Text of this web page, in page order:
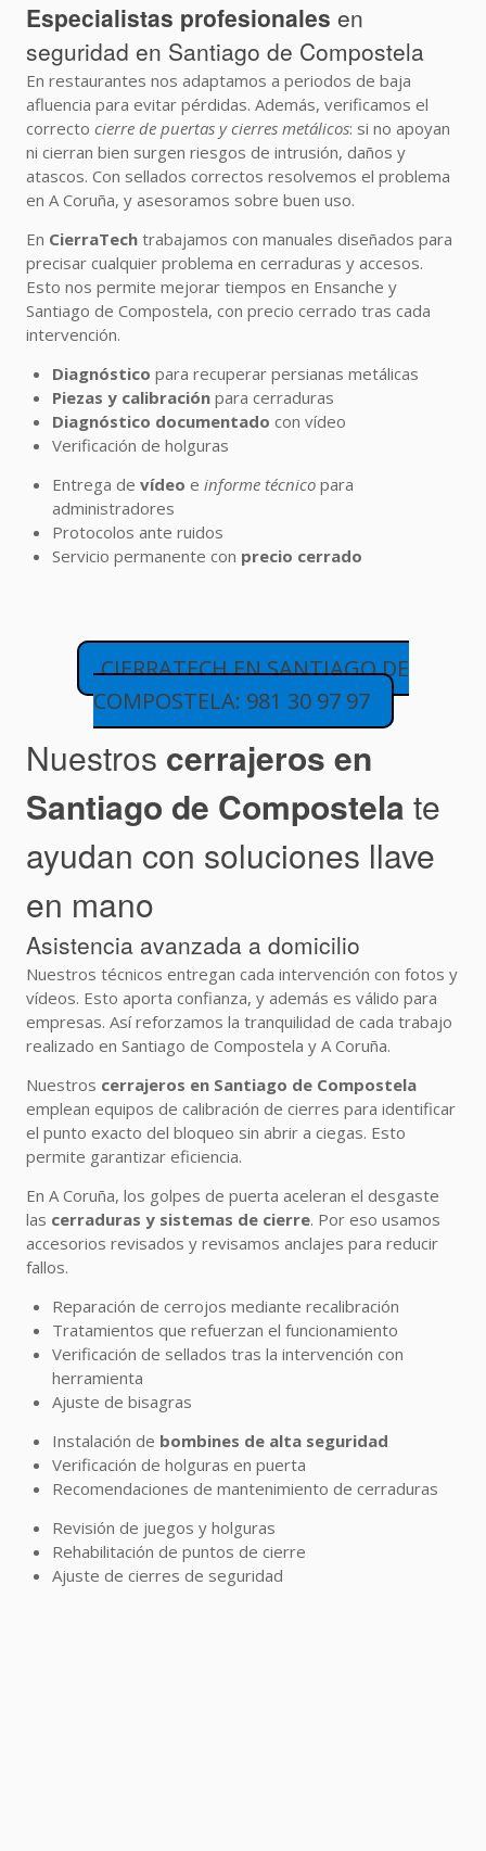
Especialistas profesionales en
seguridad en Santiago de Compostela
En restaurantes nos adaptamos a periodos de baja
afluencia para evitar pérdidas. Además, verificamos el
correcto cierre de puertas y cierres metálicos: si no apoyan
ni cierran bien surgen riesgos de intrusión, daños y
atascos. Con sellados correctos resolvemos el problema
en A Coruña, y asesoramos sobre buen uso.
En CierraTech trabajamos con manuales diseñados para
precisar cualquier problema en cerraduras y accesos.
Esto nos permite mejorar tiempos en Ensanche y
Santiago de Compostela, con precio cerrado tras cada
intervención.
Diagnóstico para recuperar persianas metálicas
Piezas y calibración para cerraduras
Diagnóstico documentado con vídeo
Verificación de holguras
Entrega de vídeo e informe técnico para
administradores
Protocolos ante ruidos
Servicio permanente con precio cerrado
CIERRATECH EN SANTIAGO DE
COMPOSTELA: 981 30 97 97
Nuestros cerrajeros en
Santiago de Compostela te
ayudan con soluciones llave
en mano
Asistencia avanzada a domicilio
Nuestros técnicos entregan cada intervención con fotos y
vídeos. Esto aporta confianza, y además es válido para
empresas. Así reforzamos la tranquilidad de cada trabajo
realizado en Santiago de Compostela y A Coruña.
Nuestros cerrajeros en Santiago de Compostela
emplean equipos de calibración de cierres para identificar
el punto exacto del bloqueo sin abrir a ciegas. Esto
permite garantizar eficiencia.
En A Coruña, los golpes de puerta aceleran el desgaste
las cerraduras y sistemas de cierre. Por eso usamos
accesorios revisados y revisamos anclajes para reducir
fallos.
Reparación de cerrojos mediante recalibración
Tratamientos que refuerzan el funcionamiento
Verificación de sellados tras la intervención con
herramienta
Ajuste de bisagras
Instalación de bombines de alta seguridad
Verificación de holguras en puerta
Recomendaciones de mantenimiento de cerraduras
Revisión de juegos y holguras
Rehabilitación de puntos de cierre
Ajuste de cierres de seguridad